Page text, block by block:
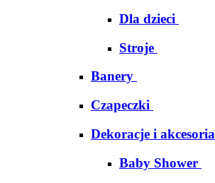
Dla dzieci
Stroje
Banery
Czapeczki
Dekoracje i akcesoria
Baby Shower